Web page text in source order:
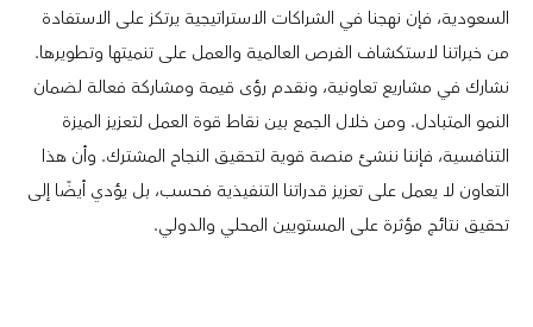
السعودية، فإن نهجنا في الشراكات الاستراتيجية يرتكز على الاستفادة
من خبراتنا لاستكشاف الفرص العالمية والعمل على تنميتها وتطويرها.
نشارك في مشاريع تعاونية، ونقدم رؤى قيمة ومشاركة فعالة لضمان
النمو المتبادل. ومن خلال الجمع بين نقاط قوة العمل لتعزيز الميزة
التنافسية، فإننا ننشئ منصة قوية لتحقيق النجاح المشترك. وأن هذا
التعاون لا يعمل على تعزيز قدراتنا التنفيذية فحسب، بل يؤدي أيضًا إلى
تحقيق نتائج مؤثرة على المستويين المحلي والدولي.